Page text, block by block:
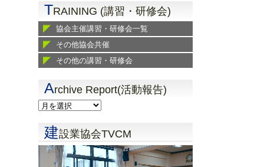
TRAINING (講習・研修会)
協会主催講習・研修会一覧
その他協会共催
その他の講習・研修会
Archive Report(活動報告)
建設業協会TVCM